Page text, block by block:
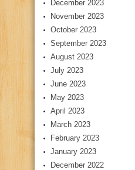
December 2023
November 2023
October 2023
September 2023
August 2023
July 2023
June 2023
May 2023
April 2023
March 2023
February 2023
January 2023
December 2022